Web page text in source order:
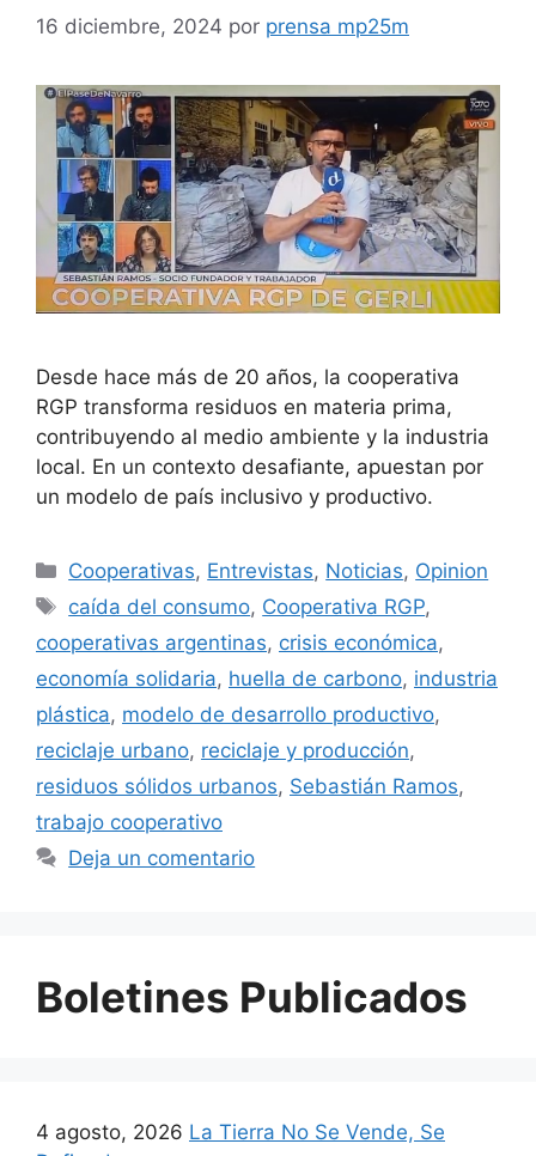
16 diciembre, 2024 por prensa mp25m
Desde hace más de 20 años, la cooperativa
RGP transforma residuos en materia prima,
contribuyendo al medio ambiente y la industria
local. En un contexto desafiante, apuestan por
un modelo de país inclusivo y productivo.
Cooperativas, Entrevistas, Noticias, Opinion
caída del consumo, Cooperativa RGP,
cooperativas argentinas, crisis económica,
economía solidaria, huella de carbono, industria
plástica, modelo de desarrollo productivo,
reciclaje urbano, reciclaje y producción,
residuos sólidos urbanos, Sebastián Ramos,
trabajo cooperativo
Deja un comentario
Boletines Publicados
4 agosto, 2026 La Tierra No Se Vende, Se